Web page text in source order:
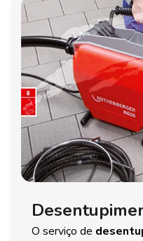
O serviço de